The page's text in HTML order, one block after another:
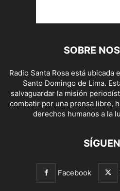
SOBRE
Radio Santa Rosa está
Santo Domingo de Lima.
salvaguardar la misión
combatir por una prensa libre,
derechos humanos a la
Facebook